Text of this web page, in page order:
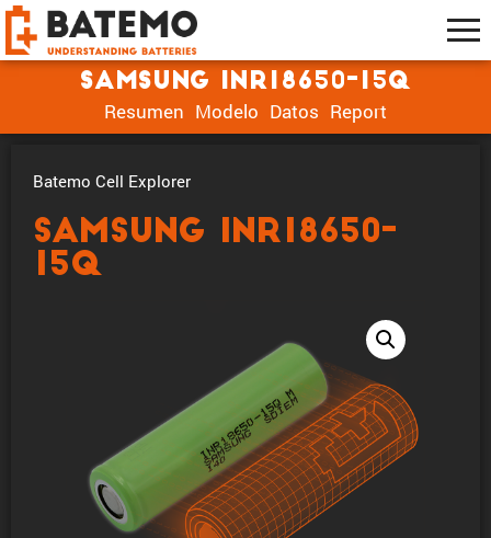
Samsung INR18650-15Q
Resumen Modelo Datos Report
Batemo Cell Explorer
Samsung INR18650-
15Q